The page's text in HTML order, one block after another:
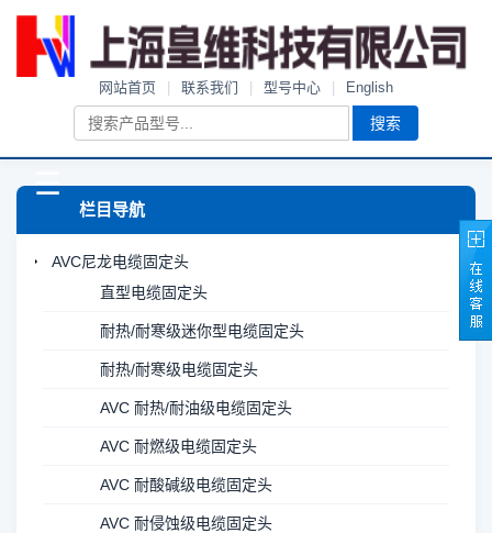
网站首页 联系我们 型号中心 English
搜索
☰
栏目导航
AVC尼龙电缆固定头
直型电缆固定头
耐热/耐寒级迷你型电缆固定头
耐热/耐寒级电缆固定头
AVC 耐热/耐油级电缆固定头
AVC 耐燃级电缆固定头
AVC 耐酸碱级电缆固定头
AVC 耐侵蚀级电缆固定头